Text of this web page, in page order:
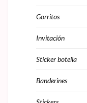
Gorritos
Invitación
Sticker botella
Banderines